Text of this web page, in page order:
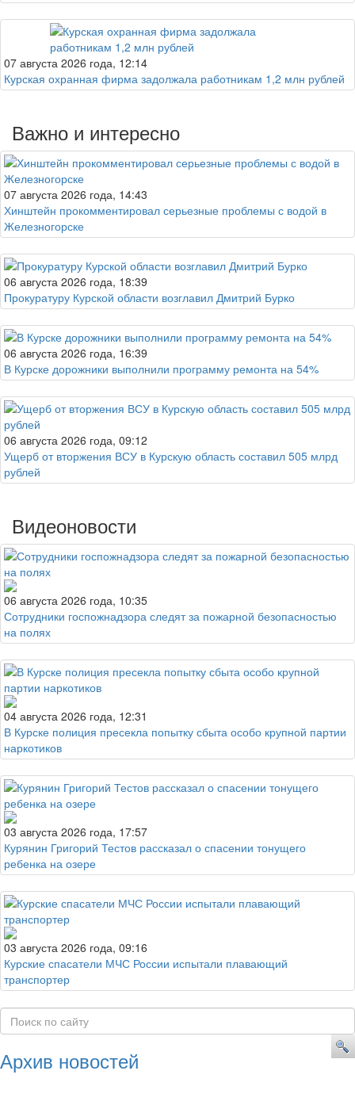
07 августа 2026 года, 12:14
Курская охранная фирма задолжала работникам 1,2 млн рублей
Важно и интересно
07 августа 2026 года, 14:43
Хинштейн прокомментировал серьезные проблемы с водой в
Железногорске
06 августа 2026 года, 18:39
Прокуратуру Курской области возглавил Дмитрий Бурко
06 августа 2026 года, 16:39
В Курске дорожники выполнили программу ремонта на 54%
06 августа 2026 года, 09:12
Ущерб от вторжения ВСУ в Курскую область составил 505 млрд
рублей
Видеоновости
06 августа 2026 года, 10:35
Сотрудники госпожнадзора следят за пожарной безопасностью
на полях
04 августа 2026 года, 12:31
В Курске полиция пресекла попытку сбыта особо крупной партии
наркотиков
03 августа 2026 года, 17:57
Курянин Григорий Тестов рассказал о спасении тонущего
ребенка на озере
03 августа 2026 года, 09:16
Курские спасатели МЧС России испытали плавающий
транспортер
Архив новостей